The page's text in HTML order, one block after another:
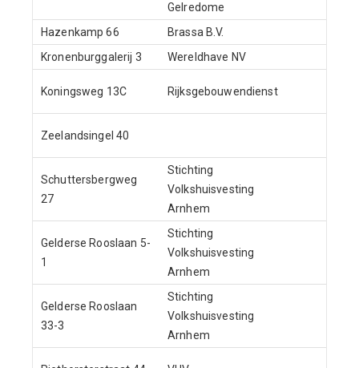
Gelredome
Hazenkamp 66 Brassa B.V.
Kronenburggalerij 3
Wereldhave NV
Koningsweg 13C Rijksgebouwendienst
Zeelandsingel 40
Schuttersbergweg
27
Stichting
Volkshuisvesting
Arnhem
Gelderse Rooslaan 5-
1
Stichting
Volkshuisvesting
Arnhem
Gelderse Rooslaan
33-3
Stichting
Volkshuisvesting
Arnhem